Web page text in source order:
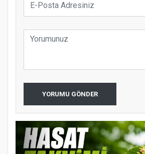
YORUMU GÖNDER